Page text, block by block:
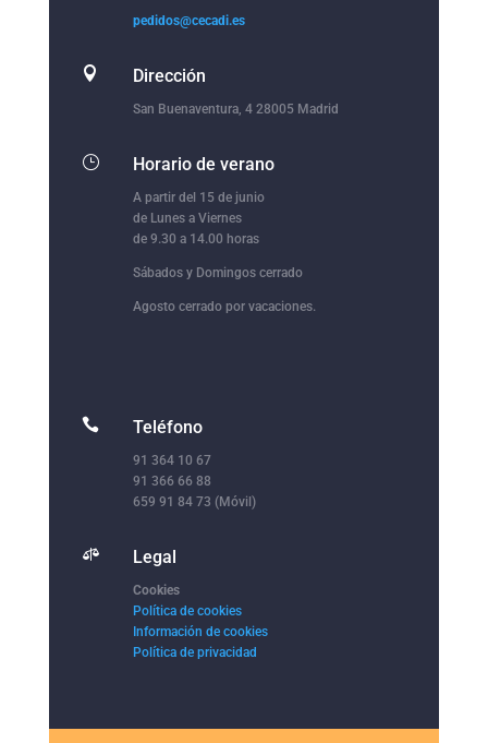
pedidos@cecadi.es
 Dirección
San Buenaventura, 4 28005 Madrid
} Horario de verano
A partir del 15 de junio
de Lunes a Viernes
de 9.30 a 14.00 horas
Sábados y Domingos cerrado
Agosto cerrado por vacaciones.
 Teléfono
91 364 10 67
91 366 66 88
659 91 84 73 (Móvil)
 Legal
Cookies
Política de cookies
Información de cookies
Política de privacidad